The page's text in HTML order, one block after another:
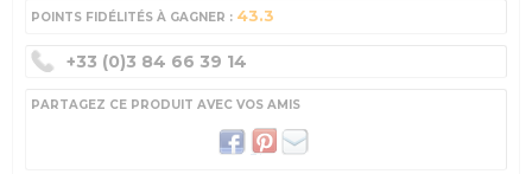
POINTS FIDÉLITÉS À GAGNER : 43.3
+33 (0)3 84 66 39 14
PARTAGEZ CE PRODUIT AVEC VOS AMIS